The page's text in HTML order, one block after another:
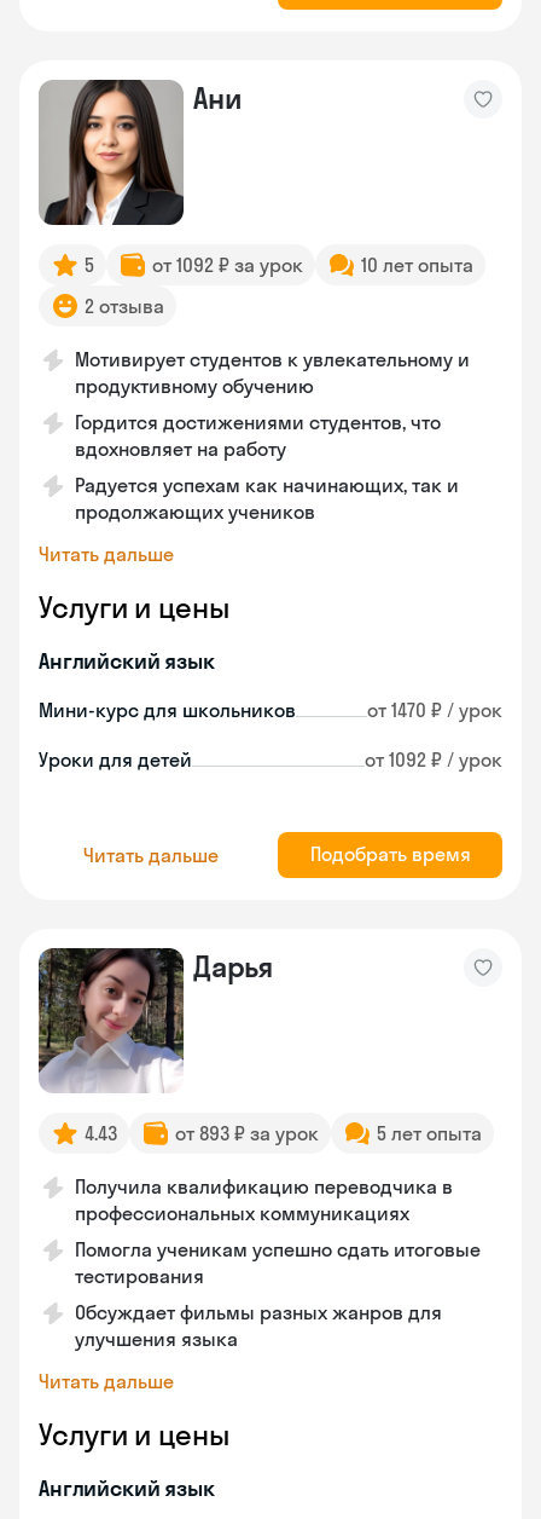
Ани
5 от 1092 ₽ за урок
10 лет опыта
2 отзыва
Мотивирует студентов к увлекательному и
продуктивному обучению
Гордится достижениями студентов, что
вдохновляет на работу
Радуется успехам как начинающих, так и
продолжающих учеников
Читать дальше
Услуги и цены
Английский язык
Мини-курс для школьников от 1470 ₽ / урок
Уроки для детей от 1092 ₽ / урок
Читать дальше Подобрать время
Дарья
4.43 от 893 ₽ за урок 5 лет опыта
Получила квалификацию переводчика в
профессиональных коммуникациях
Помогла ученикам успешно сдать итоговые
тестирования
Обсуждает фильмы разных жанров для
улучшения языка
Читать дальше
Услуги и цены
Английский язык